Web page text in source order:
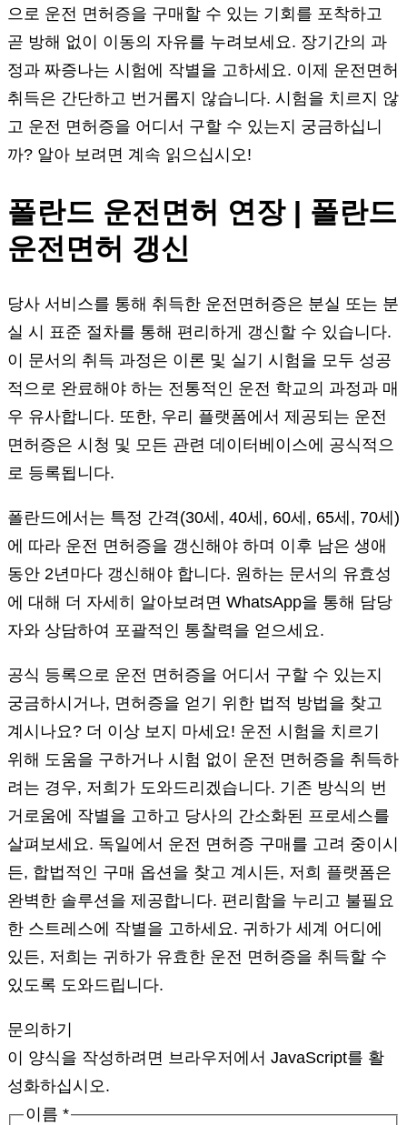
으로 운전 면허증을 구매할 수 있는 기회를 포착하고
곧 방해 없이 이동의 자유를 누려보세요. 장기간의 과
정과 짜증나는 시험에 작별을 고하세요. 이제 운전면허
취득은 간단하고 번거롭지 않습니다. 시험을 치르지 않
고 운전 면허증을 어디서 구할 수 있는지 궁금하십니
까? 알아 보려면 계속 읽으십시오!
폴란드 운전면허 연장 | 폴란드
운전면허 갱신
당사 서비스를 통해 취득한 운전면허증은 분실 또는 분
실 시 표준 절차를 통해 편리하게 갱신할 수 있습니다.
이 문서의 취득 과정은 이론 및 실기 시험을 모두 성공
적으로 완료해야 하는 전통적인 운전 학교의 과정과 매
우 유사합니다. 또한, 우리 플랫폼에서 제공되는 운전
면허증은 시청 및 모든 관련 데이터베이스에 공식적으
로 등록됩니다.
폴란드에서는 특정 간격(30세, 40세, 60세, 65세, 70세)
에 따라 운전 면허증을 갱신해야 하며 이후 남은 생애
동안 2년마다 갱신해야 합니다. 원하는 문서의 유효성
에 대해 더 자세히 알아보려면 WhatsApp을 통해 담당
자와 상담하여 포괄적인 통찰력을 얻으세요.
공식 등록으로 운전 면허증을 어디서 구할 수 있는지
궁금하시거나, 면허증을 얻기 위한 법적 방법을 찾고
계시나요? 더 이상 보지 마세요! 운전 시험을 치르기
위해 도움을 구하거나 시험 없이 운전 면허증을 취득하
려는 경우, 저희가 도와드리겠습니다. 기존 방식의 번
거로움에 작별을 고하고 당사의 간소화된 프로세스를
살펴보세요. 독일에서 운전 면허증 구매를 고려 중이시
든, 합법적인 구매 옵션을 찾고 계시든, 저희 플랫폼은
완벽한 솔루션을 제공합니다. 편리함을 누리고 불필요
한 스트레스에 작별을 고하세요. 귀하가 세계 어디에
있든, 저희는 귀하가 유효한 운전 면허증을 취득할 수
있도록 도와드립니다.
문의하기
이 양식을 작성하려면 브라우저에서 JavaScript를 활
성화하십시오.
이름 *